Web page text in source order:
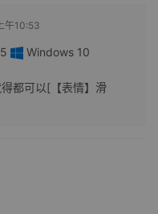
午10:53
Windows 10
都可以[【表情】滑